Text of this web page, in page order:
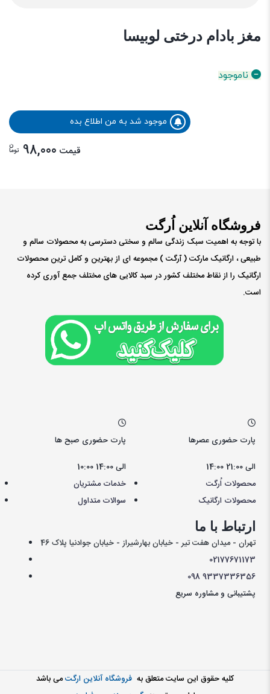
مغز بادام درختی لوبیسا
ناموجود
موجود شد به من اطلاع بده
قیمت 98,000 توما
ن
فروشگاه آنلاین اُرگت
با توجه به اهمیت سبک زندگی سالم و سختی دسترسی به محصولات سالم و
طبیعی ، ارگانیک مارکت ( ٱرگت ) مجموعه ای از بهترین و کامل ترین محصولات
ارگانیک را از نقاط مختلف کشور در سبد کالایی های مختلف جمع آوری کرده
است.
پارت حضوری صبح ها
10:00 الی 14:00
پارت حضوری عصرها
14:00 الی 21:00
خدمات مشتریان
سوالات متداول
محصولات اُرگت
محصولات ارگانیک
ارتباط با ما
تهران - میدان هفت تیر - خیابان بهارشیراز - خیابان جوادنیا پلاک 46
02177671173
0989337336356
پشتیبانی و مشاوره سریع
کليه حقوق اين سايت متعلق به فروشگاه آنلاین ارگتمی باشد